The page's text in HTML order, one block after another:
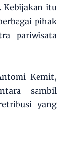
Kebijakan itu
pihak
pariwisata
Kemit,
sambil
yang